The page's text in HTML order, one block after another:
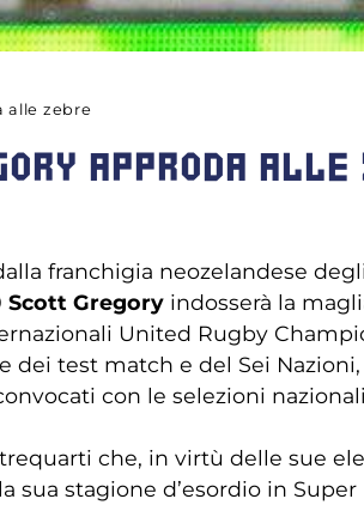
alle zebre
APPRODA ALLE
franchigia neozelandese
Scott Gregoryindosserà la
United Rugby
test match e del Sei
con le selezioni
che, in virtù delle sue
stagione d’esordio in